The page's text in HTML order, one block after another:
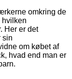
omkring de
Her er det
sin
om købet af
hvad end man er